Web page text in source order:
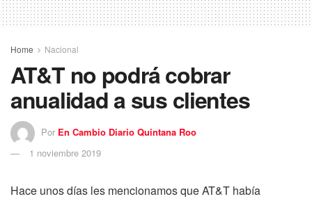
Home Nacional
AT&T no podrá cobrar
anualidad a sus clientes
Por En Cambio Diario Quintana Roo
1 noviembre 2019
Hace unos días les mencionamos que AT&T había